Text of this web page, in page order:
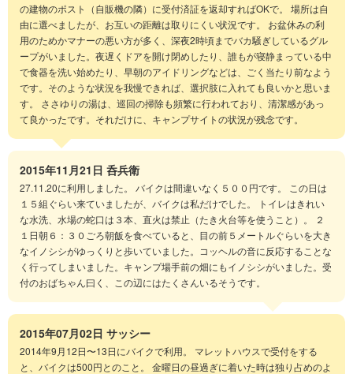
の建物のポスト（自販機の隣）に受付済証を返却すればOKで。 場所は自
由に選べましたが、お互いの距離は取りにくい状況です。 お盆休みの利
用のためかマナーの悪い方が多く、深夜2時頃までバカ騒ぎしているグル
ープがいました。夜遅くドアを開け閉めしたり、誰もが寝静まっている中
で食器を洗い始めたり、早朝のアイドリングなどは、ごく当たり前なよう
です。そのような状況を我慢できれば、選択肢に入れても良いかと思いま
す。 ささゆりの湯は、巡回の掃除も頻繁に行われており、清潔感があっ
て良かったです。それだけに、キャンプサイトの状況が残念です。
2015年11月21日 呑兵衛
27.11.20に利用しました。 バイクは間違いなく５００円です。 この日は
１５組ぐらい来ていましたが、バイクは私だけでした。 トイレはきれい
な水洗、水場の蛇口は３本、直火は禁止（たき火台等を使うこと）。 ２
１日朝６：３０ごろ朝飯を食べていると、目の前５メートルぐらいを大き
なイノシシがゆっくりと歩いていました。コッヘルの音に反応することな
く行ってしまいました。キャンプ場手前の畑にもイノシシがいました。受
付のおばちゃん曰く、この辺にはたくさんいるそうです。
2015年07月02日 サッシー
2014年9月12日〜13日にバイクで利用。 マレットハウスで受付をする
と、バイクは500円とのこと。 金曜日の昼過ぎに着いた時は独り占めのよ